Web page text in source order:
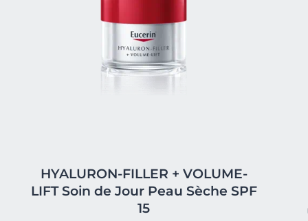
HYALURON-FILLER + VOLUME-
LIFT Soin de Jour Peau Sèche SPF
15